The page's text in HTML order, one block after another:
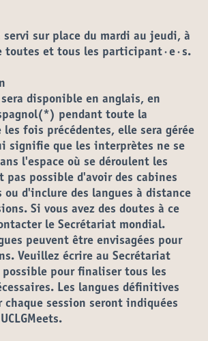
servi sur place du mardi au jeudi, à
toutes et tous les participant·e·s.
disponible en anglais, en
pendant toute la
les fois précédentes, elle sera gérée
signifie que les interprètes ne se
l'espace où se déroulent les
pas possible d'avoir des cabines
ou d'inclure des langues à distance
Si vous avez des doutes à ce
le Secrétariat mondial.
peuvent être envisagées pour
Veuillez écrire au Secrétariat
possible pour finaliser tous les
Les langues définitives
session seront indiquées